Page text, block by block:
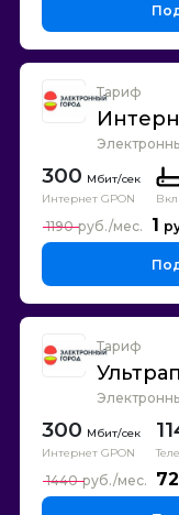
Тариф
300
Интернет GPON
1
1190
Тариф
300
Интернет GPON
1440